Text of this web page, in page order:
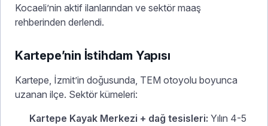
Kocaeli’nin aktif ilanlarından ve sektör maaş
rehberinden derlendi.
Kartepe’nin İstihdam Yapısı
Kartepe, İzmit’in doğusunda, TEM otoyolu boyunca
uzanan ilçe. Sektör kümeleri:
Kartepe Kayak Merkezi + dağ tesisleri: Yılın 4-5